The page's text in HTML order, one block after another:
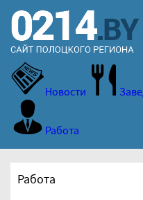
Новости
Работа
Работа